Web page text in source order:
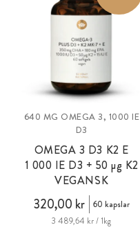
640 MG OMEGA 3, 1000 IE
D3
OMEGA 3 D3 K2 E
1 000 IE D3 + 50µg K2
VEGANSK
320,00 kr
60 kapslar
3 489,64 kr / 1kg